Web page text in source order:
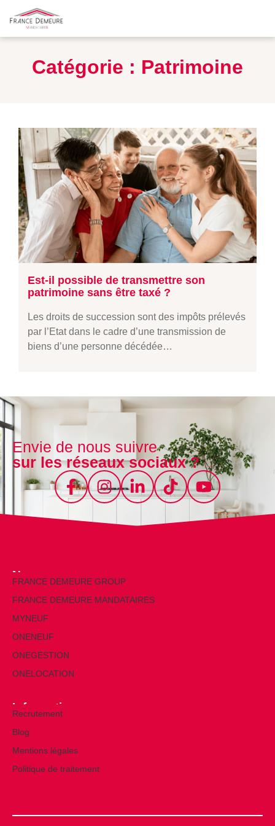
Catégorie : Patrimoine
Est-il possible de transmettre son
patrimoine sans être taxé ?
Les droits de succession sont des impôts prélevés
par l’Etat dans le cadre d’une transmission de
biens d’une personne décédée…
Envie de nous suivre
sur les réseaux sociaux ?
Nos marques
FRANCE DEMEURE GROUP
FRANCE DEMEURE MANDATAIRES
MYNEUF
ONENEUF
ONEGESTION
ONELOCATION
Informations
Recrutement
Blog
Mentions légales
Politique de traitement